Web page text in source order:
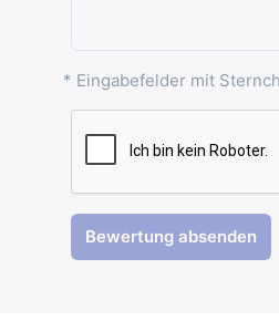
* Eingabefelder mit
Bewertung absenden